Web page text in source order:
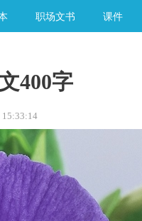
职场文书 课件
400字
15:33:14